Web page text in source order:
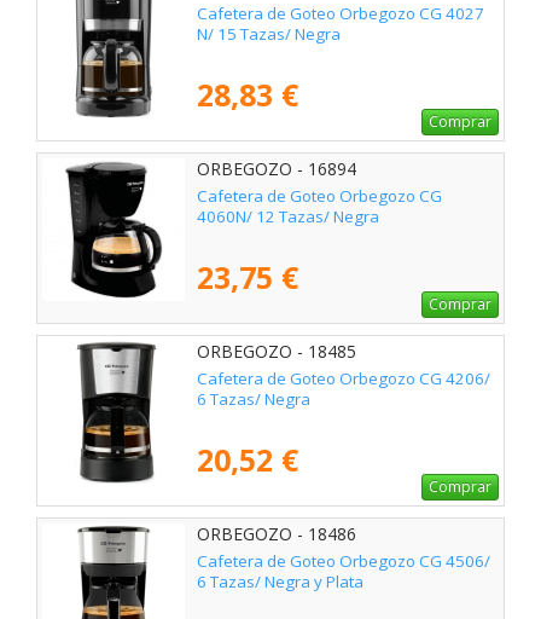
Cafetera de Goteo Orbegozo CG 4027
N/ 15 Tazas/ Negra
28,83 €
Comprar
ORBEGOZO - 16894
Cafetera de Goteo Orbegozo CG
4060N/ 12 Tazas/ Negra
23,75 €
Comprar
ORBEGOZO - 18485
Cafetera de Goteo Orbegozo CG 4206/
6 Tazas/ Negra
20,52 €
Comprar
ORBEGOZO - 18486
Cafetera de Goteo Orbegozo CG 4506/
6 Tazas/ Negra y Plata